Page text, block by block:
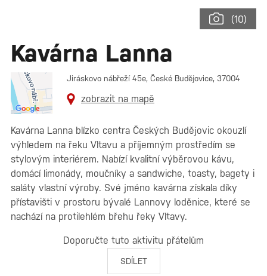
(10)
Kavárna Lanna
Jiráskovo nábřeží 45e, České Budějovice, 37004
zobrazit na mapě
Kavárna Lanna blízko centra Českých Budějovic okouzlí
výhledem na řeku Vltavu a příjemným prostředím se
stylovým interiérem. Nabízí kvalitní výběrovou kávu,
domácí limonády, moučníky a sandwiche, toasty, bagety i
saláty vlastní výroby. Své jméno kavárna získala díky
přístavišti v prostoru bývalé Lannovy loděnice, které se
nachází na protilehlém břehu řeky Vltavy.
Doporučte tuto aktivitu přátelům
SDÍLET